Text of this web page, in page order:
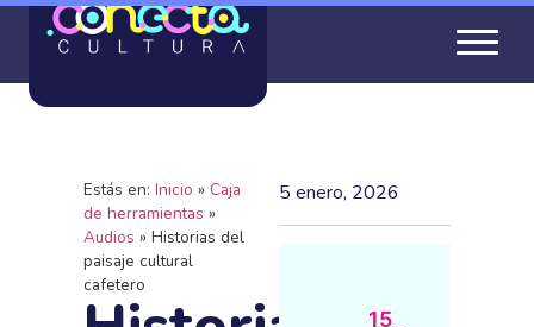
Estás en: Inicio » Caja
de herramientas »
Audios » Historias del
paisaje cultural
cafetero
5 enero, 2026
15_